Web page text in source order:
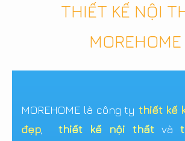
THIẾT KẾ NỘI
MOREHOME
MOREHOME là công ty thiết kế
đẹp
thiết kế nội thấtvà